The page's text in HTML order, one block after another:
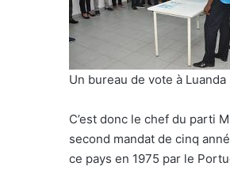
Un bureau de vote à Luanda
C’est donc le chef du parti
second mandat de cinq
ce pays en 1975 par le